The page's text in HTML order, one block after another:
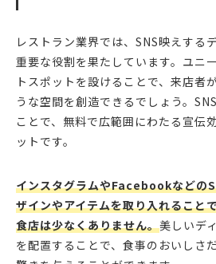
レストラン業界では、SNS映えする
重要な役割を果たしています。ユニ
トスポットを設けることで、来店者
うな空間を創造できるでしょう。
ことで、無料で広範囲にわたる宣伝
ットです。
インスタグラムやFacebookなどの
ザインやアイテムを取り入れること
食店は少なくありません。美しいデ
を配置することで、食事のおいしさ